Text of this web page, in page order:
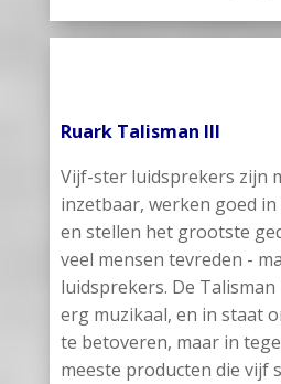
Ruark Talisman III
Vijf-ster luidsprekers zijn
inzetbaar, werken goed in
en stellen het grootste
veel mensen tevreden -
luidsprekers. De
erg muzikaal, en in staat
te betoveren, maar in
meeste producten die vijf